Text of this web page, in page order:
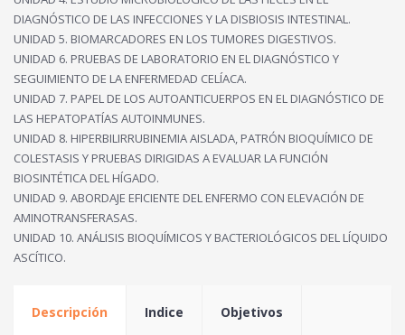
DIAGNÓSTICO DE LAS INFECCIONES Y LA DISBIOSIS INTESTINAL.
UNIDAD 5. BIOMARCADORES EN LOS TUMORES DIGESTIVOS.
UNIDAD 6. PRUEBAS DE LABORATORIO EN EL DIAGNÓSTICO Y
SEGUIMIENTO DE LA ENFERMEDAD CELÍACA.
UNIDAD 7. PAPEL DE LOS AUTOANTICUERPOS EN EL DIAGNÓSTICO DE
LAS HEPATOPATÍAS AUTOINMUNES.
UNIDAD 8. HIPERBILIRRUBINEMIA AISLADA, PATRÓN BIOQUÍMICO DE
COLESTASIS Y PRUEBAS DIRIGIDAS A EVALUAR LA FUNCIÓN
BIOSINTÉTICA DEL HÍGADO.
UNIDAD 9. ABORDAJE EFICIENTE DEL ENFERMO CON ELEVACIÓN DE
AMINOTRANSFERASAS.
UNIDAD 10. ANÁLISIS BIOQUÍMICOS Y BACTERIOLÓGICOS DEL LÍQUIDO
ASCÍTICO.
Descripción Indice Objetivos